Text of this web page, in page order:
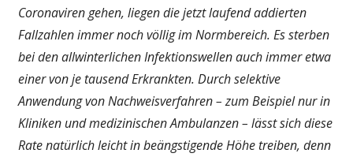
Coronaviren gehen, liegen die jetzt laufend addierten
Fallzahlen immer noch völlig im Normbereich. Es sterben
bei den allwinterlichen Infektionswellen auch immer etwa
einer von je tausend Erkrankten. Durch selektive
Anwendung von Nachweisverfahren – zum Beispiel nur in
Kliniken und medizinischen Ambulanzen – lässt sich diese
Rate natürlich leicht in beängstigende Höhe treiben, denn